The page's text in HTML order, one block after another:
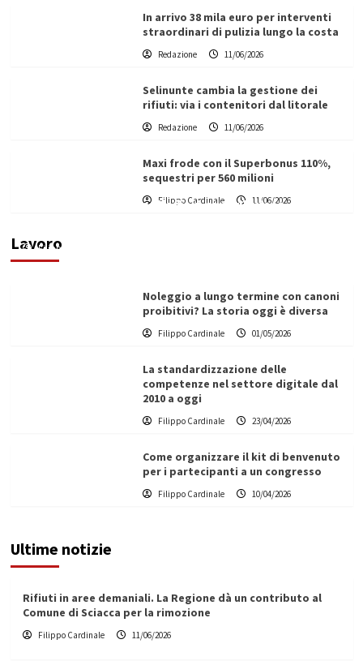
In arrivo 38 mila euro per interventi
straordinari di pulizia lungo la costa
Redazione 11/06/2026
Selinunte cambia la gestione dei
rifiuti: via i contenitori dal litorale
Redazione 11/06/2026
Maxi frode con il Superbonus 110%,
sequestri per 560 milioni
Filippo Cardinale 11/06/2026
Lavoro
Vino in Italia: il giro d’affari contribuisce
Filippo Cardinale
Noleggio a lungo termine con canoni
proibitivi? La storia oggi è diversa
Filippo Cardinale 01/05/2026
La standardizzazione delle
competenze nel settore digitale dal
2010 a oggi
Filippo Cardinale 23/04/2026
Come organizzare il kit di benvenuto
per i partecipanti a un congresso
Filippo Cardinale 10/04/2026
Ultime notizie
Rifiuti in aree demaniali. La Regione dà un contributo al
Comune di Sciacca per la rimozione
Filippo Cardinale 11/06/2026